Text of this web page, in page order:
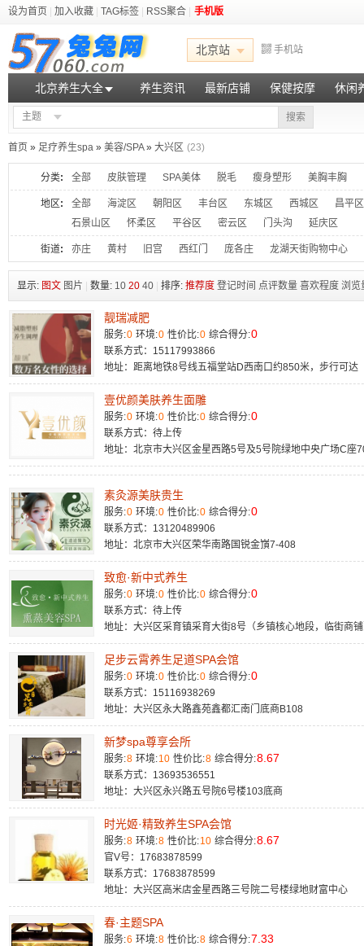
设为首页 加入收藏 TAG标签 RSS聚合 手机版
北京站 手机站
北京养生大全 养生资讯 最新店铺 保健按摩 休闲
主题 搜索
首页 » 足疗养生spa » 美容/SPA» 大兴区 (23)
分类: 全部 皮肤管理 SPA美体 脱毛 瘦身塑形 美胸丰胸
地区 : 全部 海淀区 朝阳区 丰台区 东城区 西城区
昌平区
石景山区
怀柔区 平谷区 密云区 门头沟 延庆区
街道: 亦庄 黄村 旧宫 西红门 庞各庄 龙湖天街购物中心
显示: 图文 图片 数量: 10 20 40 排序: 推荐度 登记时间 点评数量 喜欢程度 浏览
靓瑞减肥
服务:0 环境:0 性价比:0 综合得分:0
联系方式：15117993866
地址：距离地铁8号线五福堂站D西南口约850米，步行可达
壹优颜美肤养生面雕
服务:0 环境:0 性价比:0 综合得分:0
联系方式：待上传
地址：北京市大兴区金星西路5号及5号院绿地中央广场C座
素灸源美肤贵生
服务:0 环境:0 性价比:0 综合得分:0
联系方式：13120489906
地址：北京市大兴区荣华南路国锐金嵿7-408
致愈·新中式养生
服务:0 环境:0 性价比:0 综合得分:0
联系方式：待上传
地址：大兴区采育镇采育大街8号（乡镇核心地段，临街商
足步云霄养生足道SPA会馆
服务:0 环境:0 性价比:0 综合得分:0
联系方式：15116938269
地址：大兴区永大路鑫苑鑫都汇南门底商B108
新梦spa尊享会所
服务:8 环境:10 性价比:8 综合得分:8.67
联系方式：13693536551
地址：大兴区永兴路五号院6号楼103底商 ​
时光姬·精致养生SPA会馆
服务:8 环境:8 性价比:10 综合得分:8.67
官V号：17683878599
联系方式：17683878599
地址：大兴区高米店金星西路三号院二号楼绿地财富中心​
春·主题SPA
服务:6 环境:8 性价比:8 综合得分:7.33